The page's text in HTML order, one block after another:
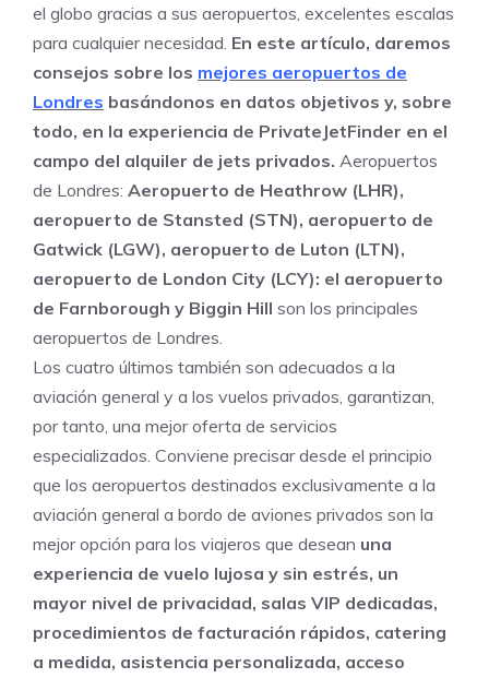
el globo gracias a sus aeropuertos, excelentes escalas
para cualquier necesidad. En este artículo, daremos
consejos sobre los mejores aeropuertos de
Londres basándonos en datos objetivos y, sobre
todo, en la experiencia de PrivateJetFinder en el
campo del alquiler de jets privados. Aeropuertos
de Londres: Aeropuerto de Heathrow (LHR),
aeropuerto de Stansted (STN), aeropuerto de
Gatwick (LGW), aeropuerto de Luton (LTN),
aeropuerto de London City (LCY): el aeropuerto
de Farnborough y Biggin Hill son los principales
aeropuertos de Londres.
Los cuatro últimos también son adecuados a la
aviación general y a los vuelos privados, garantizan,
por tanto, una mejor oferta de servicios
especializados. Conviene precisar desde el principio
que los aeropuertos destinados exclusivamente a la
aviación general a bordo de aviones privados son la
mejor opción para los viajeros que desean una
experiencia de vuelo lujosa y sin estrés, un
mayor nivel de privacidad, salas VIP dedicadas,
procedimientos de facturación rápidos, catering
a medida, asistencia personalizada, acceso